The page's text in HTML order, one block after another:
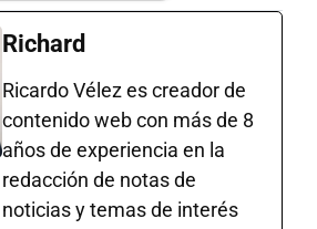
Richard
Ricardo Vélez es creador de
contenido web con más de 8
años de experiencia en la
redacción de notas de
noticias y temas de interés